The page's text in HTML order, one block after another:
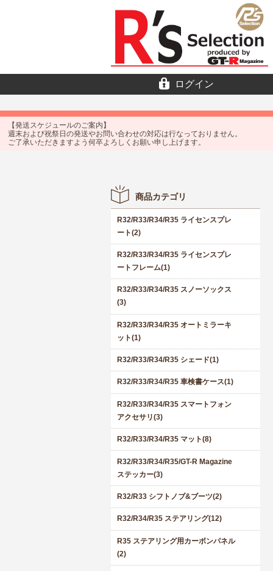
ログイン
【発送スケジュールのご案内】
週末および祝祭日の発送やお問い合わせの対応は行なっておりません。
ご了承いただきますよう何卒よろしくお願い申し上げます。
商品カテゴリ
R32/R33/R34/R35 ライセンスプレ
ート(2)
R32/R33/R34/R35 ライセンスプレ
ートフレーム(1)
R32/R33/R34/R35 スノーソックス
(3)
R32/R33/R34/R35 オートミラーキ
ット(1)
R32/R33/R34/R35 シェード(1)
R32/R33/R34/R35 車検書ケース(1)
R32/R33/R34/R35 スマートフォン
アクセサリ(3)
R32/R33/R34/R35 マット(8)
R32/R33/R34/R35/GT-R Magazine
ステッカー(3)
R32/R33 シフトノブ&ブーツ(2)
R32/R34/R35 ステアリング(12)
R35 ステアリング用カーボンパネル
(2)